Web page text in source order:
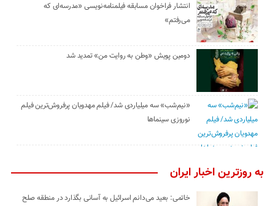
انتشار فراخوان مسابقه فیلمنامه‌نویسی «مدرسه‌ای که
می‌رفتم»
دومین پویش «وطن به روایت من» تمدید شد
«نیم‌شب» سه میلیاردی شد/ فیلم مهدویان پرفروش‌ترین فیلم
نوروزی سینماها
به روزترین اخبار ایران
خاتمی: بعید می‌دانم اسرائیل به آسانی بگذارد در منطقه صلح